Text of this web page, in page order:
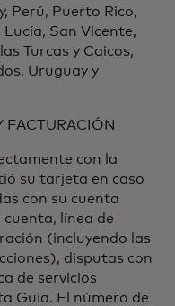
Perú, Puerto Rico,
San Vicente,
Turcas y Caicos,
Uruguay y
FACTURACIÓN
con la
su tarjeta en caso
con su cuenta
cuenta, línea de
(incluyendo las
disputas con
de servicios
Guía. El número de